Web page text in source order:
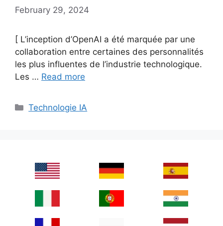
February 29, 2024
[ L’inception d’OpenAI a été marquée par une
collaboration entre certaines des personnalités
les plus influentes de l’industrie technologique.
Les … Read more
Categories
Technologie IA